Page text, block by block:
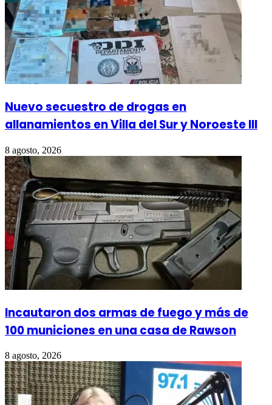
Nuevo secuestro de drogas en
allanamientos en Villa del Sur y Noroeste III
8 agosto, 2026
Incautaron dos armas de fuego y más de
100 municiones en una casa de Rawson
8 agosto, 2026